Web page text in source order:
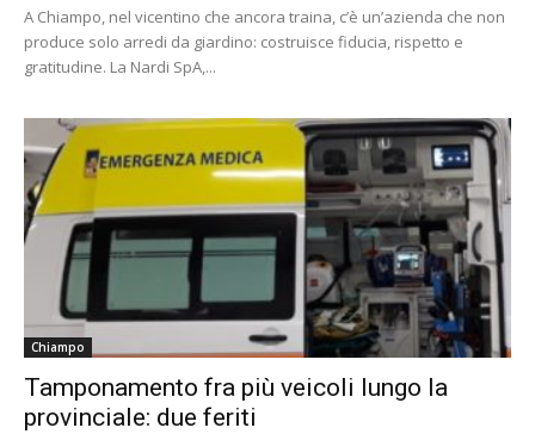
A Chiampo, nel vicentino che ancora traina, c’è un’azienda che non
produce solo arredi da giardino: costruisce fiducia, rispetto e
gratitudine. La Nardi SpA,...
Chiampo
Tamponamento fra più veicoli lungo la
provinciale: due feriti